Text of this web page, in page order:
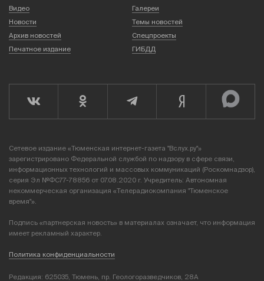
Видео
Галереи
Новости
Темы новостей
Архив новостей
Спецпроекты
Печатное издание
ГИБДД
Сетевое издание «Тюменская интернет-газета "Вслух.ру"»
зарегистрировано Федеральной службой по надзору в сфере связи,
информационных технологий и массовых коммуникаций (Роскомнадзор),
серия Эл №ФС77-78856 от 07.08.2020 г. Учредитель: Автономная
некоммерческая организация «Телерадиокомпания "Тюменское
время"».
Подпись «партнерская новость» в материалах означает, что информация
имеет рекламный характер.
Политика конфиденциальности
Редакция: 625035, Тюмень, пр. Геологоразведчиков, 28А